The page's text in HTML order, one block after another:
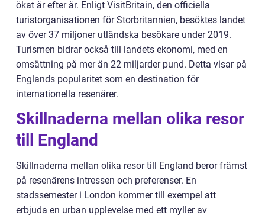
ökat år efter år. Enligt VisitBritain, den officiella
turistorganisationen för Storbritannien, besöktes landet
av över 37 miljoner utländska besökare under 2019.
Turismen bidrar också till landets ekonomi, med en
omsättning på mer än 22 miljarder pund. Detta visar på
Englands popularitet som en destination för
internationella resenärer.
Skillnaderna mellan olika resor
till England
Skillnaderna mellan olika resor till England beror främst
på resenärens intressen och preferenser. En
stadssemester i London kommer till exempel att
erbjuda en urban upplevelse med ett myller av